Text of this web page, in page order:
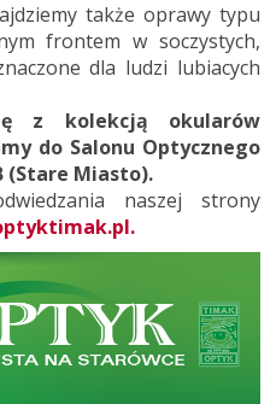
także oprawy typu
frontem w soczystych,
dla ludzi lubiacych
z kolekcją okularów
do Salonu Optycznego
(Stare Miasto).
naszej strony